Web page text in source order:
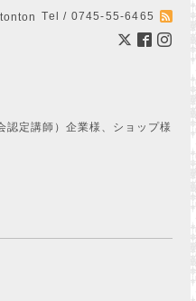
Tel / 0745-55-6465
認定講師）企業様、ショップ様